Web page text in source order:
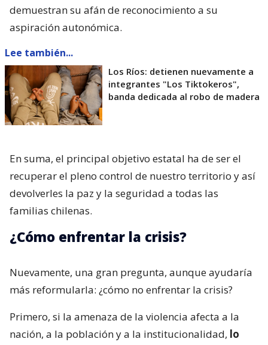
demuestran su afán de reconocimiento a su
aspiración autonómica.
Lee también...
Los Ríos: detienen nuevamente a
integrantes "Los Tiktokeros",
banda dedicada al robo de madera
En suma, el principal objetivo estatal ha de ser el
recuperar el pleno control de nuestro territorio y así
devolverles la paz y la seguridad a todas las
familias chilenas.
¿Cómo enfrentar la crisis?
Nuevamente, una gran pregunta, aunque ayudaría
más reformularla: ¿cómo no enfrentar la crisis?
Primero, si la amenaza de la violencia afecta a la
nación, a la población y a la institucionalidad, lo